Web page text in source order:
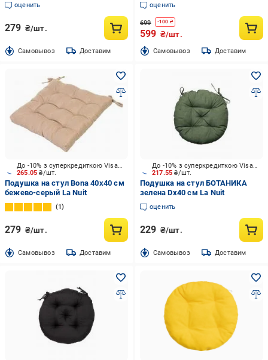
оценить
279 ₴/шт.
Cамовывоз Доставим
оценить
699 -100 ₴
599 ₴/шт.
Cамовывоз Доставим
265.05₴/шт.
До -10% з суперкредиткою Visa Вигода
Подушка на стул Bona 40х40 см
бежево-серый La Nuit
1
279 ₴/шт.
Cамовывоз Доставим
217.55₴/шт.
До -10% з суперкредиткою Visa Вигода
Подушка на стул БОТАНИКА
зелена Dх40 см La Nuit
оценить
229 ₴/шт.
Cамовывоз Доставим